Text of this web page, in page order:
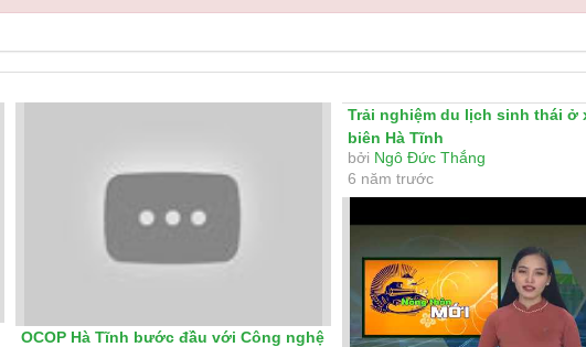
OCOP Hà Tĩnh bước đầu với Công nghệ
Trải nghiệm du lịch sinh thái ở
biên Hà Tĩnh
bởi Ngô Đức Thắng
6 năm trước